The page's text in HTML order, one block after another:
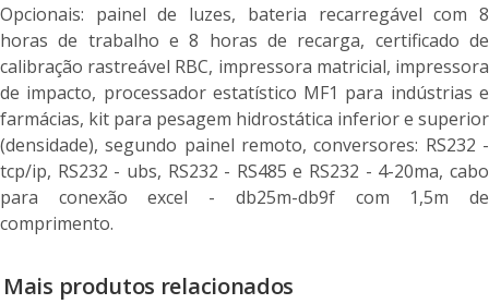
Opcionais: painel de luzes, bateria recarregável com 8
horas de trabalho e 8 horas de recarga, certificado de
calibração rastreável RBC, impressora matricial, impressora
de impacto, processador estatístico MF1 para indústrias e
farmácias, kit para pesagem hidrostática inferior e superior
(densidade), segundo painel remoto, conversores: RS232 -
tcp/ip, RS232 - ubs, RS232 - RS485 e RS232 - 4-20ma, cabo
para conexão excel - db25m-db9f com 1,5m de
comprimento.
Mais produtos relacionados